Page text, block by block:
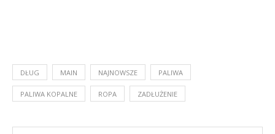
DŁUG MAIN NAJNOWSZE PALIWA
PALIWA KOPALNE ROPA ZADŁUŻENIE